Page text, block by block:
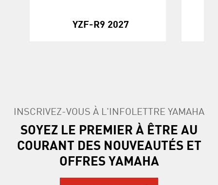
YZF-R9 2027
INSCRIVEZ-VOUS À L'INFOLETTRE YAMAHA
SOYEZ LE PREMIER À ÊTRE AU
COURANT DES NOUVEAUTÉS ET
OFFRES YAMAHA